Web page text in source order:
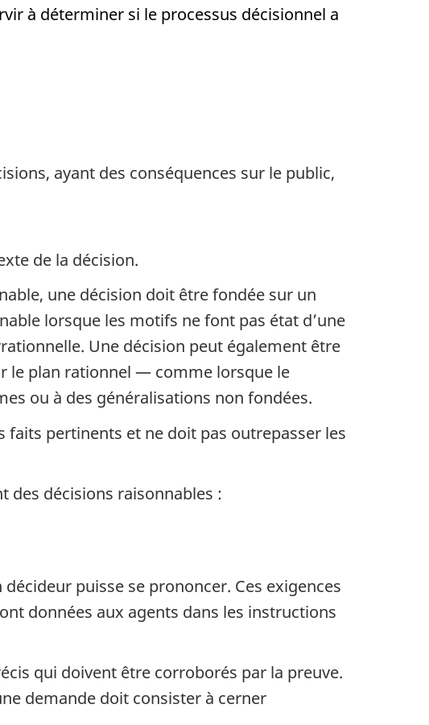
à déterminer si le processus décisionnel a
ayant des conséquences sur le public,
de la décision.
une décision doit être fondée sur un
lorsque les motifs ne font pas état d’une
Une décision peut également être
le plan rationnel — comme lorsque le
ou à des généralisations non fondées.
faits pertinents et ne doit pas outrepasser les
des décisions raisonnables :
puisse se prononcer. Ces exigences
données aux agents dans les instructions
qui doivent être corroborés par la preuve.
demande doit consister à cerner